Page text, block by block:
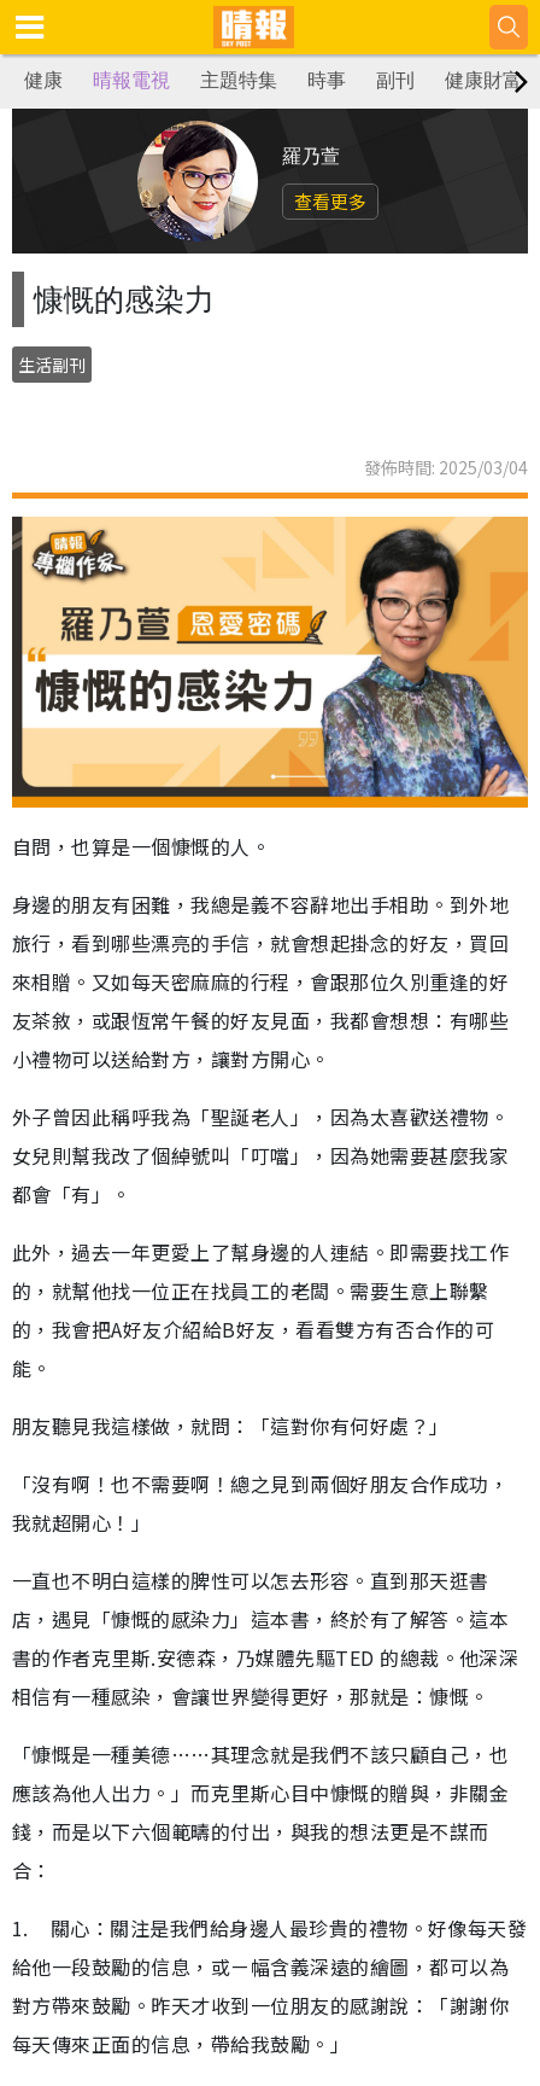
健康 晴報電視 主題特集 時事 副刊 健康財富
羅乃萱
查看更多
慷慨的感染力
生活副刊
發佈時間: 2025/03/04
自問，也算是一個慷慨的人。
身邊的朋友有困難，我總是義不容辭地出手相助。到外地
旅行，看到哪些漂亮的手信，就會想起掛念的好友，買回
來相贈。又如每天密麻麻的行程，會跟那位久別重逢的好
友茶敘，或跟恆常午餐的好友見面，我都會想想：有哪些
小禮物可以送給對方，讓對方開心。
外子曾因此稱呼我為「聖誕老人」，因為太喜歡送禮物。
女兒則幫我改了個綽號叫「叮噹」，因為她需要甚麼我家
都會「有」。
此外，過去一年更愛上了幫身邊的人連結。即需要找工作
的，就幫他找一位正在找員工的老闆。需要生意上聯繫
的，我會把A好友介紹給B好友，看看雙方有否合作的可
能。
朋友聽見我這樣做，就問：「這對你有何好處？」
「沒有啊！也不需要啊！總之見到兩個好朋友合作成功，
我就超開心！」
一直也不明白這樣的脾性可以怎去形容。直到那天逛書
店，遇見「慷慨的感染力」這本書，終於有了解答。這本
書的作者克里斯.安德森，乃媒體先驅TED 的總裁。他深深
相信有一種感染，會讓世界變得更好，那就是：慷慨。
「慷慨是一種美德……其理念就是我們不該只顧自己，也
應該為他人出力。」而克里斯心目中慷慨的贈與，非關金
錢，而是以下六個範疇的付出，與我的想法更是不謀而
合：
1. 關心：關注是我們給身邊人最珍貴的禮物。好像每天發
給他一段鼓勵的信息，或ㄧ幅含義深遠的繪圖，都可以為
對方帶來鼓勵。昨天才收到一位朋友的感謝說：「謝謝你
每天傳來正面的信息，帶給我鼓勵。」